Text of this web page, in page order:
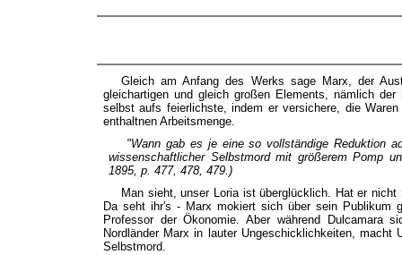
Gleich am Anfang des Werks sage Marx, der
gleichartigen und gleich großen Elements, nämlich
selbst aufs feierlichste, indem er versichere, die
enthaltnen Arbeitsmenge.
"Wann gab es je eine so vollständige Reduktion
wissenschaftlicher Selbstmord mit größerem Pomp
1895, p. 477, 478, 479.)
Man sieht, unser Loria ist überglücklich. Hat er
Da seht ihr's - Marx mokiert sich über sein Publikum
Professor der Ökonomie. Aber während Dulcamara
Nordländer Marx in lauter Ungeschicklichkeiten,
Selbstmord.